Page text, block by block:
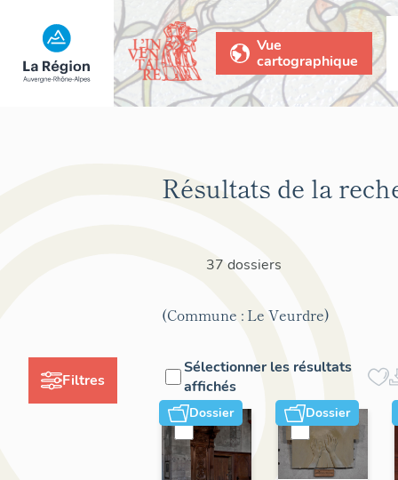
Vue
cartographique
Filtres
Résultats de la
37 dossiers
(Commune : Le Veurdre)
Sélectionner les résultats
affichés
Dossier Dossier